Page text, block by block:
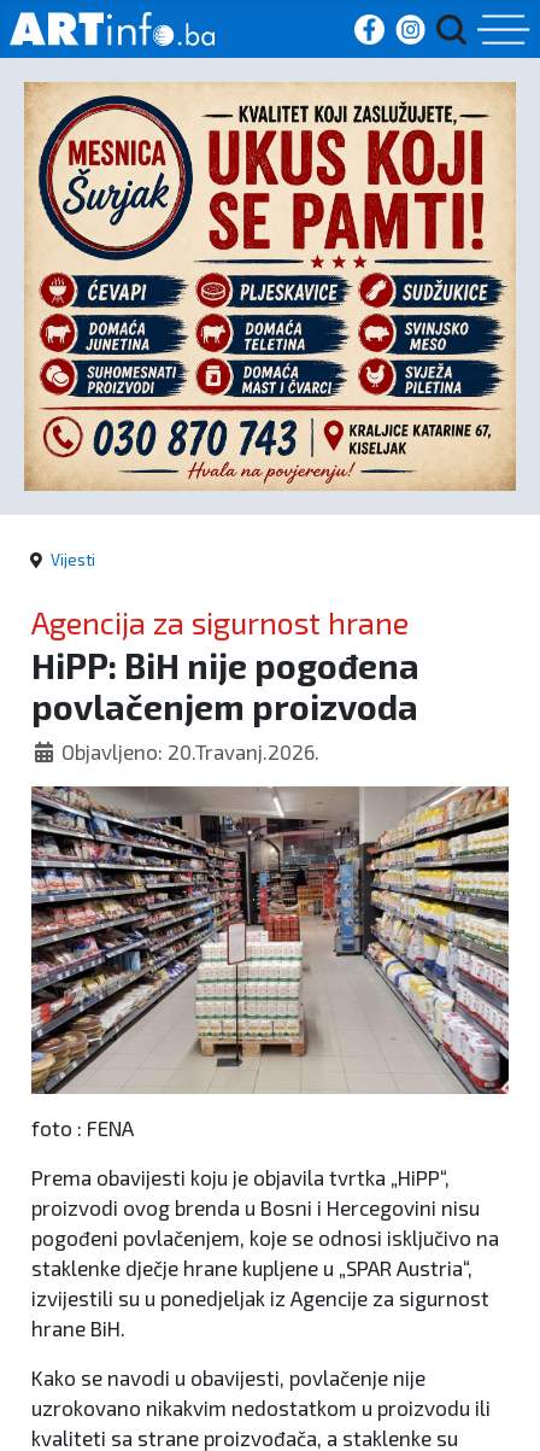
Početna
Vijesti
Sport
Kultura
Crna
kronika
Politika
Vijesti
Agencija za sigurnost hrane
HiPP: BiH nije pogođena
povlačenjem proizvoda
Objavljeno: 20.Travanj.2026.
foto : FENA
Prema obavijesti koju je objavila tvrtka „HiPP“,
proizvodi ovog brenda u Bosni i Hercegovini nisu
pogođeni povlačenjem, koje se odnosi isključivo na
staklenke dječje hrane kupljene u „SPAR Austria“,
izvijestili su u ponedjeljak iz Agencije za sigurnost
hrane BiH.
Kako se navodi u obavijesti, povlačenje nije
uzrokovano nikakvim nedostatkom u proizvodu ili
kvaliteti sa strane proizvođača, a staklenke su